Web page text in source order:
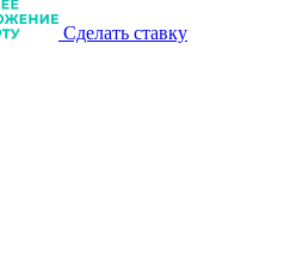
Сделать ставку